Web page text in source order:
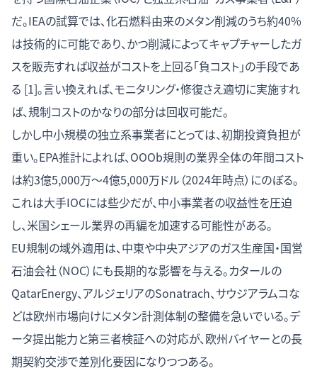
だ。IEAの試算では、化石燃料由来のメタン削減のうち約40%
は技術的に可能であり、かつ削減によってキャプチャーしたガ
スを販売すれば収益がコストを上回る「負コスト」の手段であ
る [1]。言い換えれば、モニタリング・修復さえ適切に実施すれ
ば、規制コストのかなりの部分は回収可能だ。
しかし中小規模の独立系事業者にとっては、初期投資負担が
重い。EPA推計によれば、OOOb規則の業界全体の年間コスト
は約3億5,000万〜4億5,000万ドル（2024年時点）にのぼる。
これは大手IOCには些少だが、中小事業者の収益性を圧迫
し、米国シェール業界の再編を加速する可能性がある。
EU規制の域外適用は、中東や中央アジアのガス生産国・国営
石油会社（NOC）にも長期的な影響を与える。カタールの
QatarEnergy、アルジェリアのSonatrach、サウジアラムコな
どは欧州市場向けにメタン計測体制の整備を急いでいる。デ
ータ提出能力と第三者検証への対応が、欧州バイヤーとの長
期契約交渉で差別化要因になりつつある。